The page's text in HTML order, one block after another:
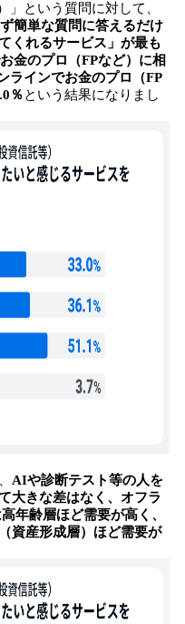
」という質問に対して、
簡単な質問に答えるだけ
くれるサービス」が最も
金のプロ（FPなど）に相
ラインでお金のプロ（FP
％という結果になりまし
AIや診断テスト等の人を
大きな差はなく、オフラ
年齢層ほど需要が高く、
資産形成層）ほど需要が